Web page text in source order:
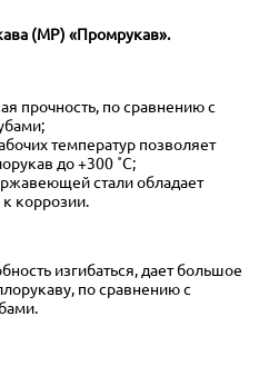
(МР) «Промрукав».
прочность, по сравнению с
температур позволяет
до +300 ˚С;
стали обладает
коррозии.
изгибаться, дает большое
по сравнению с